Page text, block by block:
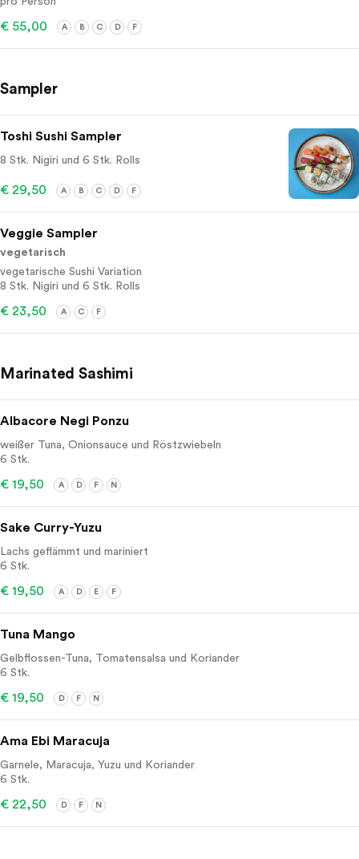
€ 55,00 A B C D F
Sampler
Toshi Sushi Sampler
8 Stk. Nigiri und 6 Stk. Rolls
€ 29,50 A B C D F
Veggie Sampler
vegetarisch
vegetarische Sushi Variation
8 Stk. Nigiri und 6 Stk. Rolls
€ 23,50 A C F
Marinated Sashimi
Albacore Negi Ponzu
weißer Tuna, Onionsauce und Röstzwiebeln
6 Stk.
€ 19,50 A D F N
Sake Curry-Yuzu
Lachs geflämmt und mariniert
6 Stk.
€ 19,50 A D E F
Tuna Mango
Gelbflossen-Tuna, Tomatensalsa und Koriander
6 Stk.
€ 19,50 D F N
Ama Ebi Maracuja
Garnele, Maracuja, Yuzu und Koriander
6 Stk.
€ 22,50 D F N